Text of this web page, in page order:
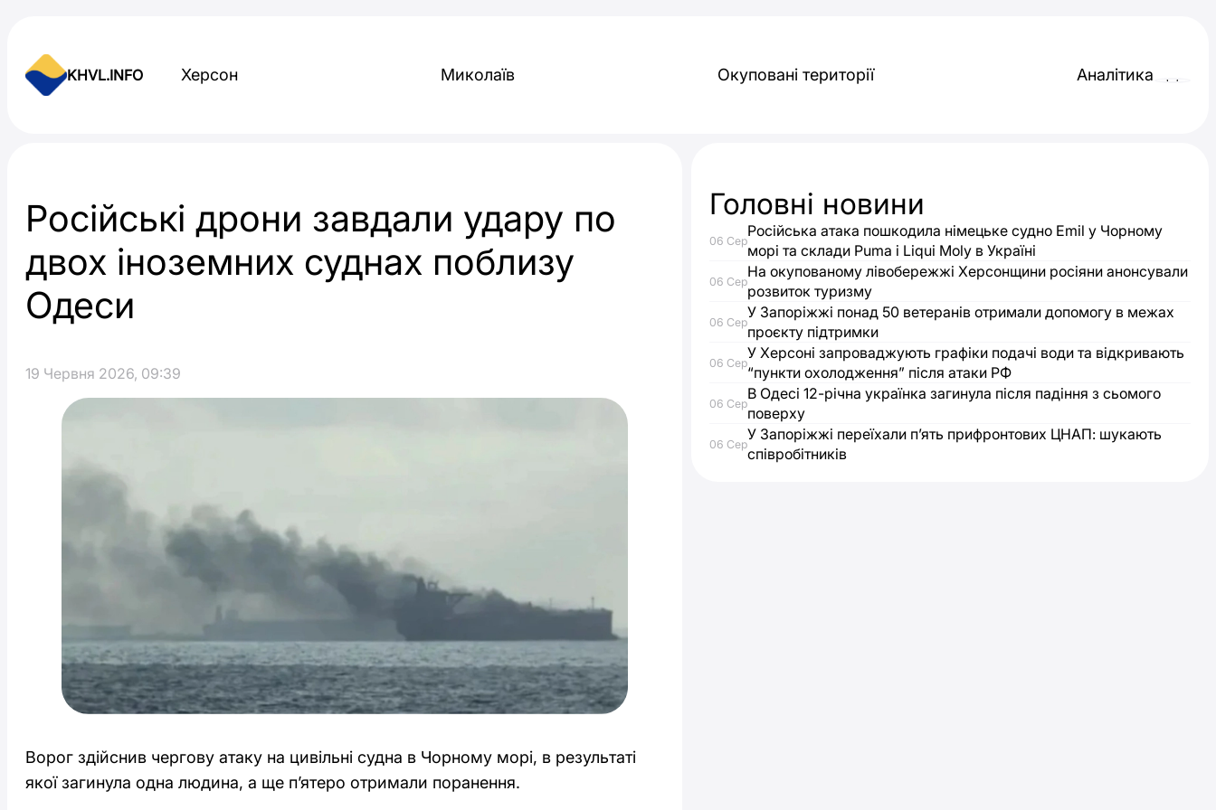
KHVL.INFO Херсон Миколаїв Окуповані території Аналітика
Російські дрони завдали удару по
двох іноземних суднах поблизу
Одеси
19 Червня 2026, 09:39
Ворог здійснив чергову атаку на цивільні судна в Чорному морі, в результаті
якої загинула одна людина, а ще п’ятеро отримали поранення.
Головні новини
06 Сер
Російська атака пошкодила німецьке судно Emil у Чорному
морі та склади Puma і Liqui Moly в Україні
06 Сер
На окупованому лівобережжі Херсонщини росіяни анонсували
розвиток туризму
06 Сер
У Запоріжжі понад 50 ветеранів отримали допомогу в межах
проєкту підтримки
06 Сер
У Херсоні запроваджують графіки подачі води та відкривають
“пункти охолодження” після атаки РФ
06 Сер
В Одесі 12-річна українка загинула після падіння з сьомого
поверху
06 Сер
У Запоріжжі переїхали п’ять прифронтових ЦНАП: шукають
співробітників